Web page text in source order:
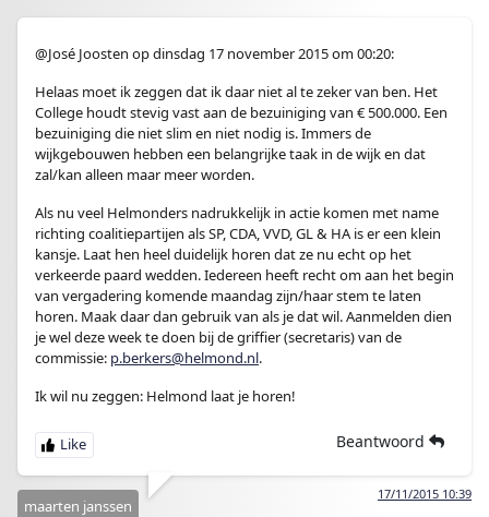
@José Joosten op dinsdag 17 november 2015 om 00:20:
Helaas moet ik zeggen dat ik daar niet al te zeker van ben. Het
College houdt stevig vast aan de bezuiniging van € 500.000. Een
bezuiniging die niet slim en niet nodig is. Immers de
wijkgebouwen hebben een belangrijke taak in de wijk en dat
zal/kan alleen maar meer worden.
Als nu veel Helmonders nadrukkelijk in actie komen met name
richting coalitiepartijen als SP, CDA, VVD, GL & HA is er een klein
kansje. Laat hen heel duidelijk horen dat ze nu echt op het
verkeerde paard wedden. Iedereen heeft recht om aan het begin
van vergadering komende maandag zijn/haar stem te laten
horen. Maak daar dan gebruik van als je dat wil. Aanmelden dien
je wel deze week te doen bij de griffier (secretaris) van de
commissie: p.berkers@helmond.nl.
Ik wil nu zeggen: Helmond laat je horen!
Beantwoord
17/11/2015 10:39
maarten janssen